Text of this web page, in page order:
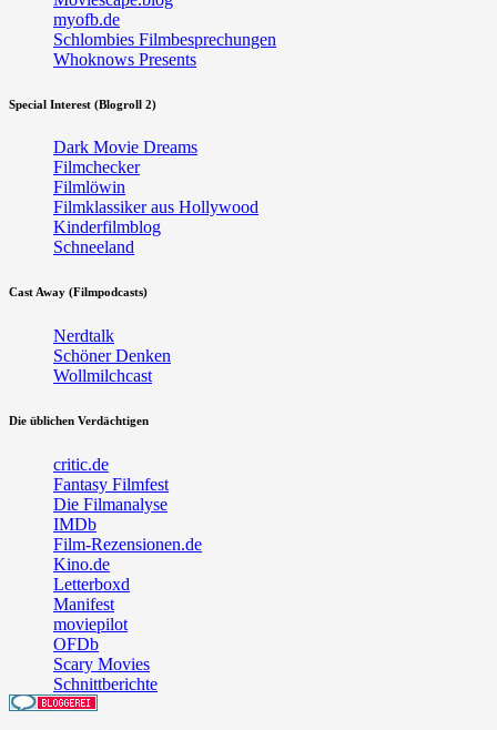
myofb.de
Schlombies Filmbesprechungen
Whoknows Presents
Special Interest (Blogroll 2)
Dark Movie Dreams
Filmchecker
Filmlöwin
Filmklassiker aus Hollywood
Kinderfilmblog
Schneeland
Cast Away (Filmpodcasts)
Nerdtalk
Schöner Denken
Wollmilchcast
Die üblichen Verdächtigen
critic.de
Fantasy Filmfest
Die Filmanalyse
IMDb
Film-Rezensionen.de
Kino.de
Letterboxd
Manifest
moviepilot
OFDb
Scary Movies
Schnittberichte